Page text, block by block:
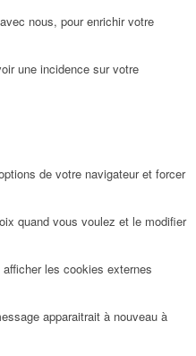
nous, pour enrichir votre
une incidence sur votre
de votre navigateur et forcer
quand vous voulez et le modifier
les cookies externes
apparaitrait à nouveau à